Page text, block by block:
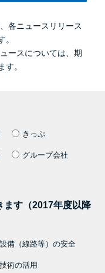
各ニュースリリース
。
ースについては、期
す。
きっぷ
グループ会社
ます（2017年度以降
設備（線路等）の安全
技術の活用